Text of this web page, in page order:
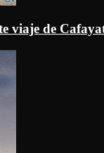
viaje de